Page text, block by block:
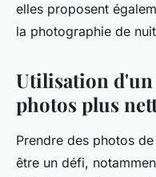
elles proposent
la photographie de
Utilisation
photos plus
Prendre des photos
être un défi,